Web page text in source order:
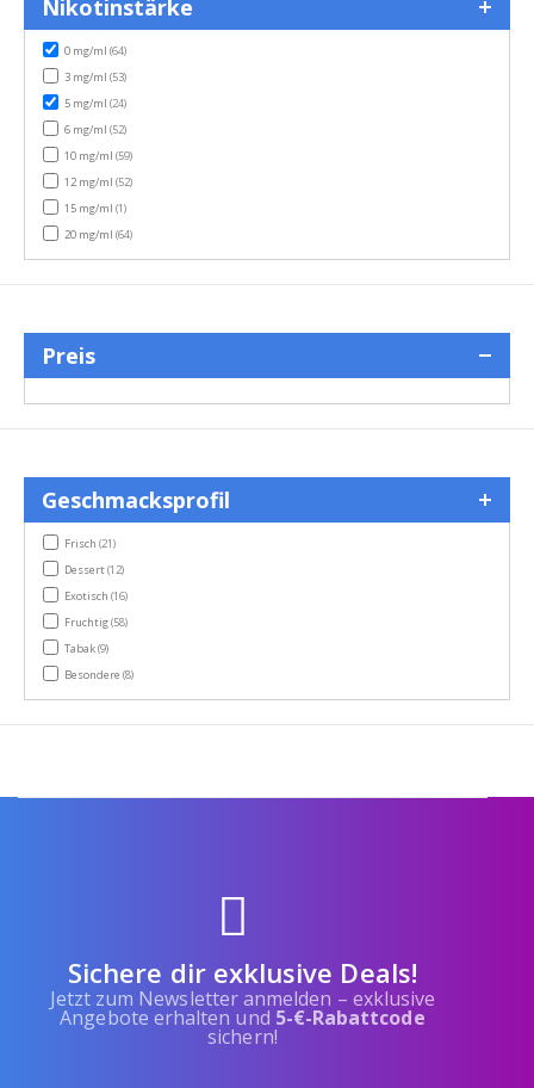
Nikotinstärke
0 mg/ml(64)items
3 mg/ml(53)items
5 mg/ml(24)items
6 mg/ml(52)items
10 mg/ml(59)items
12 mg/ml(52)items
15 mg/ml(1)item
20 mg/ml(64)items
Preis
Geschmacksprofil
Frisch(21)items
Dessert(12)items
Exotisch(16)items
Fruchtig(58)items
Tabak(9)items
Besondere(8)items
Sichere dir exklusive Deals!
Jetzt zum Newsletter anmelden – exklusive
Angebote erhalten und 5-€-Rabattcode
sichern!